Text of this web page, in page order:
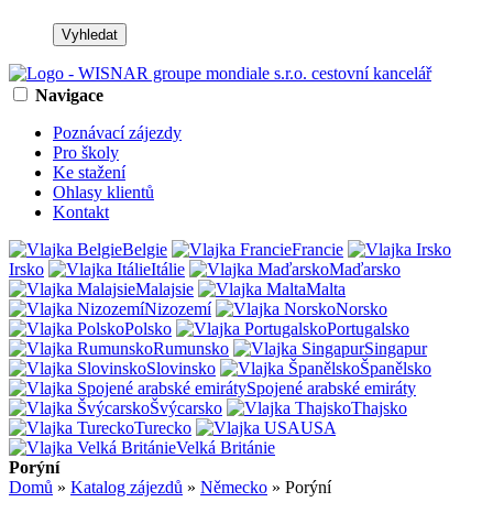
Navigace
Poznávací zájezdy
Pro školy
Ke stažení
Ohlasy klientů
Kontakt
Belgie
Francie
Irsko
Itálie
Maďarsko
Malajsie
Malta
Nizozemí
Norsko
Polsko
Portugalsko
Rumunsko
Singapur
Slovinsko
Španělsko
Spojené arabské emiráty
Švýcarsko
Thajsko
Turecko
USA
Velká Británie
Porýní
Domů » Katalog zájezdů » Německo » Porýní